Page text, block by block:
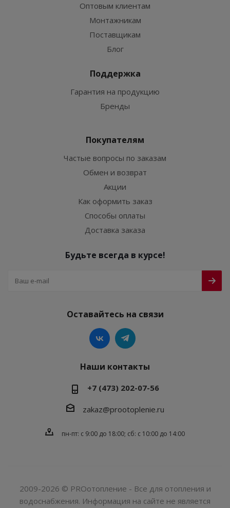
Оптовым клиентам
Монтажникам
Поставщикам
Блог
Поддержка
Гарантия на продукцию
Бренды
Покупателям
Частые вопросы по заказам
Обмен и возврат
Акции
Как оформить заказ
Способы оплаты
Доставка заказа
Будьте всегда в курсе!
Оставайтесь на связи
Наши контакты
+7 (473) 202-07-56
zakaz@prootoplenie.ru
пн-пт: c 9:00 до 18:00; сб: с 10:00 до 14:00
2009-2026 © PROотопление - Все для отопления и
водоснабжения. Информация на сайте не является